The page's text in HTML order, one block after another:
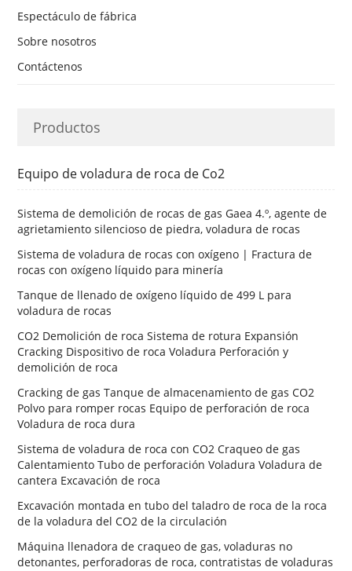
Espectáculo de fábrica
Sobre nosotros
Contáctenos
Productos
Equipo de voladura de roca de Co2
Sistema de demolición de rocas de gas Gaea 4.º, agente de
agrietamiento silencioso de piedra, voladura de rocas
Sistema de voladura de rocas con oxígeno | Fractura de
rocas con oxígeno líquido para minería
Tanque de llenado de oxígeno líquido de 499 L para
voladura de rocas
CO2 Demolición de roca Sistema de rotura Expansión
Cracking Dispositivo de roca Voladura Perforación y
demolición de roca
Cracking de gas Tanque de almacenamiento de gas CO2
Polvo para romper rocas Equipo de perforación de roca
Voladura de roca dura
Sistema de voladura de roca con CO2 Craqueo de gas
Calentamiento Tubo de perforación Voladura Voladura de
cantera Excavación de roca
Excavación montada en tubo del taladro de roca de la roca
de la voladura del CO2 de la circulación
Máquina llenadora de craqueo de gas, voladuras no
detonantes, perforadoras de roca, contratistas de voladuras